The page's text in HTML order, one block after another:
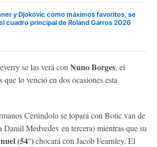
y Djokovic como máximos favoritos, se
cuadro principal de Roland Garros 2026
se las verá con Nuno Borges, el
que lo venció en dos ocasiones esta
Cerúndolo se topará con Botic van de
Daniil Medvedev en tercera) mientras que su
(54°)chocará con Jacob Fearnley. El